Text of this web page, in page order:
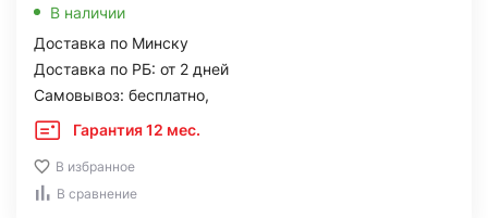
В наличии
Доставка по Минску
Доставка по РБ: от 2 дней
Самовывоз: бесплатно,
Гарантия 12 мес.
В избранное
В сравнение